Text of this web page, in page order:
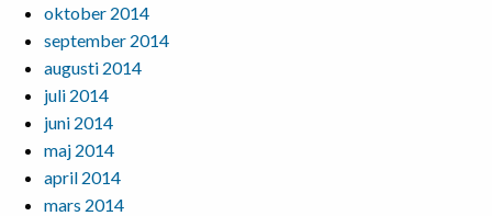
oktober 2014
september 2014
augusti 2014
juli 2014
juni 2014
maj 2014
april 2014
mars 2014